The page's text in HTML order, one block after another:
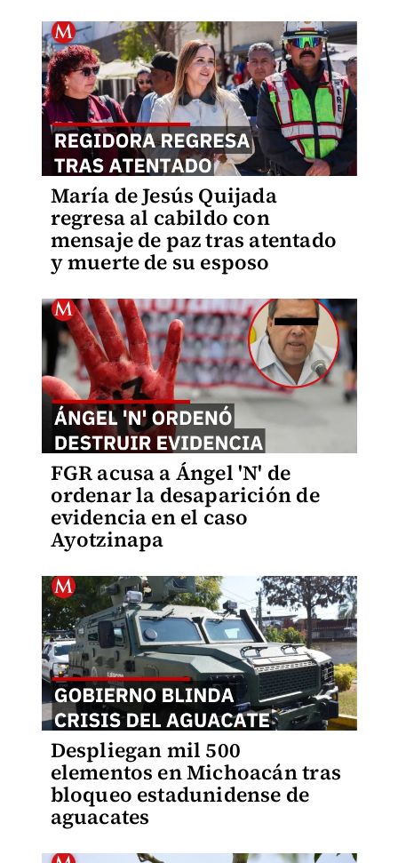
María de Jesús Quijada
regresa al cabildo con
mensaje de paz tras atentado
y muerte de su esposo
FGR acusa a Ángel 'N' de
ordenar la desaparición de
evidencia en el caso
Ayotzinapa
Despliegan mil 500
elementos en Michoacán tras
bloqueo estadunidense de
aguacates